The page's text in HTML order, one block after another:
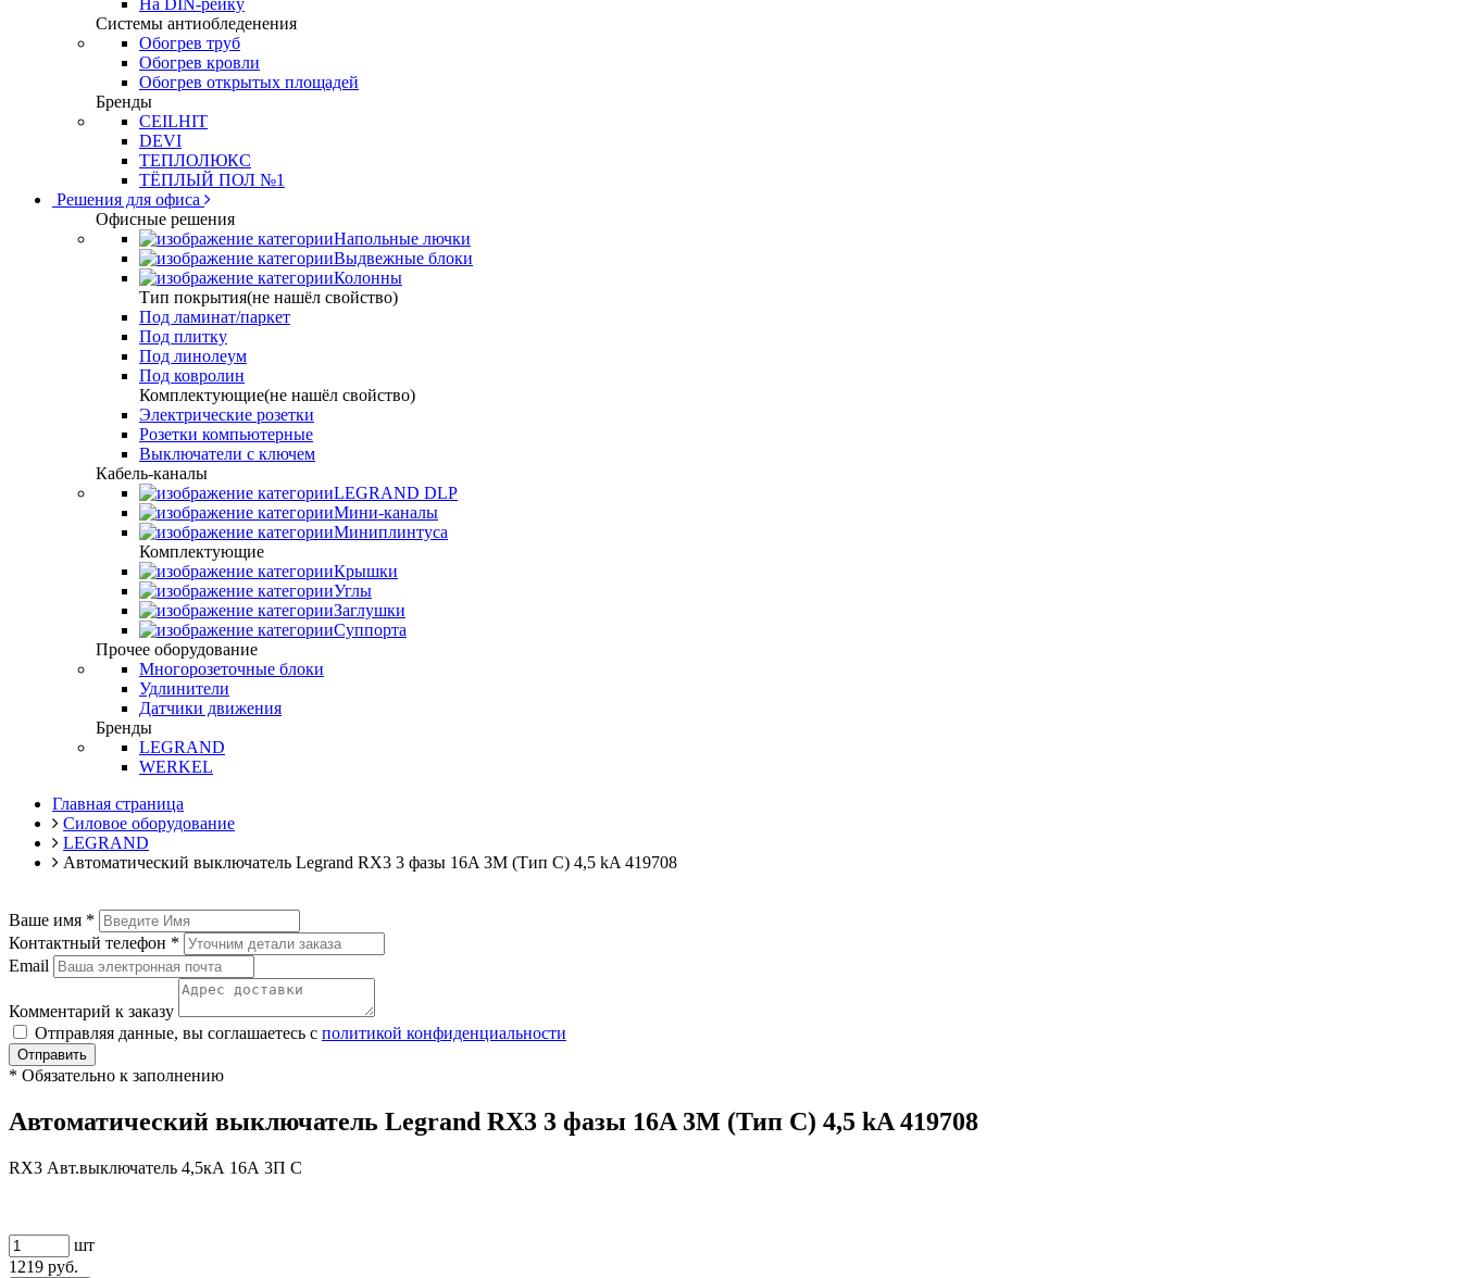
На DIN-рейку
Системы антиобледенения
Обогрев труб
Обогрев кровли
Обогрев открытых площадей
Бренды
CEILHIT
DEVI
ТЕПЛОЛЮКС
ТЁПЛЫЙ ПОЛ №1
Решения для офиса
Офисные решения
Напольные лючки
Выдвежные блоки
Колонны
Тип покрытия(не нашёл свойство)
Под ламинат/паркет
Под плитку
Под линолеум
Под ковролин
Комплектующие(не нашёл свойство)
Электрические розетки
Розетки компьютерные
Выключатели с ключем
Кабель-каналы
LEGRAND DLP
Мини-каналы
Миниплинтуса
Комплектующие
Крышки
Углы
Заглушки
Суппорта
Прочее оборудование
Многорозеточные блоки
Удлинители
Датчики движения
Бренды
LEGRAND
WERKEL
Главная страница
Силовое оборудование
LEGRAND
Автоматический выключатель Legrand RX3 3 фазы 16A 3М (Тип C) 4,5 kA 419708
Ваше имя *
Контактный телефон *
Email
Комментарий к заказу
Отправляя данные, вы соглашаетесь с политикой конфиденциальности
Отправить
* Обязательно к заполнению
Автоматический выключатель Legrand RX3 3 фазы 16A 3М (Тип C) 4,5 kA 419708
RX3 Авт.выключатель 4,5кА 16А 3П C
шт
1219 руб.